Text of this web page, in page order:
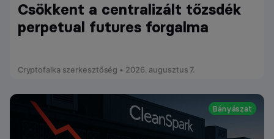
Csökkent a centralizált tőzsdék
perpetual futures forgalma
Cryptofalka szerkesztőség • 2026. augusztus 7.
Bányászat